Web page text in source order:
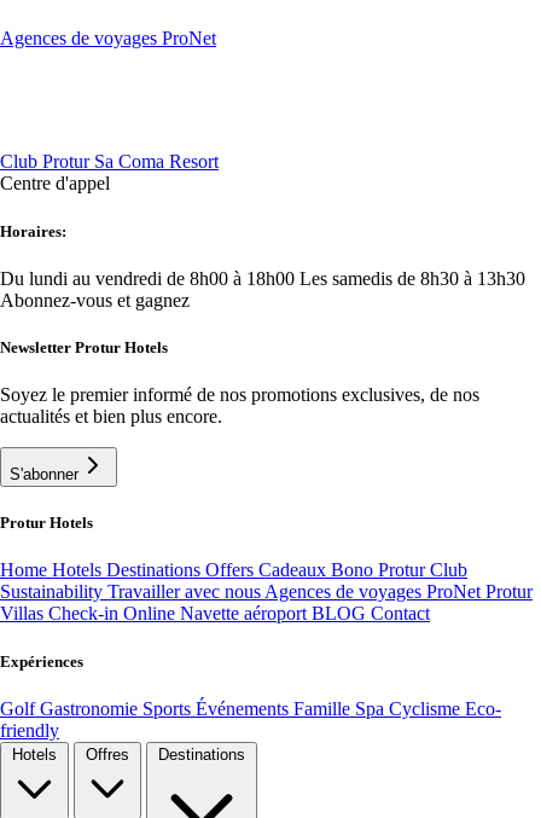
Agences de voyages ProNet
Club Protur Sa Coma Resort
Centre d'appel
Horaires:
Du lundi au vendredi de 8h00 à 18h00 Les samedis de 8h30 à 13h30
Abonnez-vous et gagnez
Newsletter Protur Hotels
Soyez le premier informé de nos promotions exclusives, de nos
actualités et bien plus encore.
S'abonner
Protur Hotels
Home Hotels Destinations Offers Cadeaux Bono Protur Club
Sustainability Travailler avec nous Agences de voyages ProNet Protur
Villas Check-in Online Navette aéroport BLOG Contact
Expériences
GolfGastronomie Sports Événements Famille Spa Cyclisme Eco-
friendly